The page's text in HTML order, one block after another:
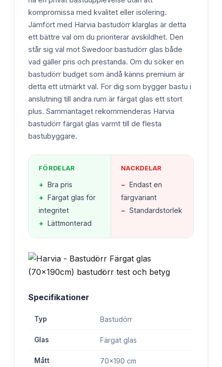
kompromissa med kvalitet eller isolering.
Jämfört med Harvia bastudörr klarglas är detta
ett bättre val om du prioriterar avskildhet. Den
står sig väl mot Swedoor bastudörr glas både
vad gäller pris och prestanda. Om du söker en
bastudörr budget som ändå känns premium är
detta ett utmärkt val. För dig som bygger bastu i
anslutning till andra rum är färgat glas ett stort
plus. Sammantaget rekommenderas Harvia
bastudörr färgat glas varmt till de flesta
bastubyggare.
FÖRDELAR
+ Bra pris
+ Färgat glas för
integritet
+ Lättmonterad
NACKDELAR
− Endast en
färgvariant
− Standardstorlek
Specifikationer
Typ Bastudörr
Glas Färgat glas
Mått 70x190 cm